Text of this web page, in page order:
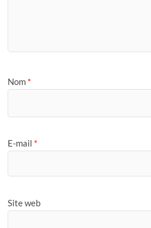
Nom *
E-mail *
Site web